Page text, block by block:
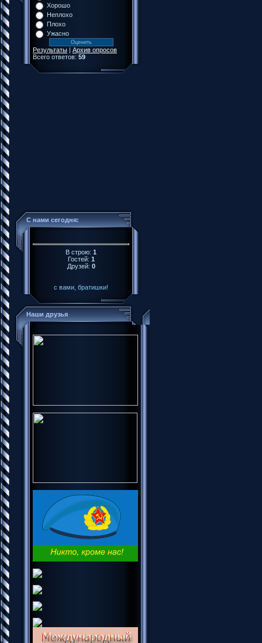
Хорошо
Неплохо
Плохо
Ужасно
Результаты | Архив опросов
Всего ответов: 59
С нами сегодня:
В строю: 1
Гостей: 1
Друзей: 0
с вами, братишки!
Наши друзья